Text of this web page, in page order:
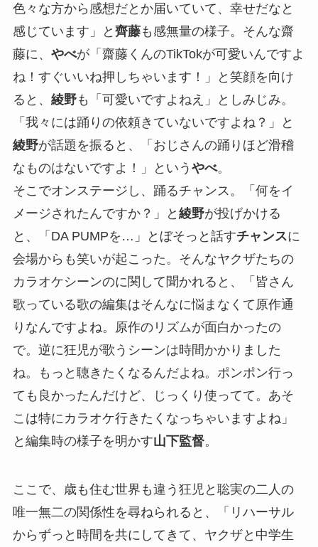
色々な方から感想だとか届いていて、幸せだなと
感じています」と 齊藤も感無量の様子。そんな齋
藤に、 やべが「齋藤くんのTikTokが可愛いんですよ
ね！すぐいいね押しちゃいます！」と笑顔を向け
ると、 綾野も「可愛いですよねえ」としみじみ。
「我々には踊りの依頼きていないですよね？」と
綾野が話題を振ると、「おじさんの踊りほど滑稽
なものはないですよ！」という やべ。
そこでオンステージし、踊るチャンス。「何をイ
メージされたんですか？」と 綾野が投げかける
と、「DA PUMPを…」とぼそっと話すチャンスに
会場からも笑いが起こった。そんなヤクザたちの
カラオケシーンのに関して聞かれると、「皆さん
歌っている歌の編集はそんなに悩まなくて原作通
りなんですよね。原作のリズムが面白かったの
で。逆に狂児が歌うシーンは時間かかりました
ね。もっと聴きたくなるんだよね。ポンポン行っ
ても良かったんだけど、じっくり使ってて。あそ
こは特にカラオケ行きたくなっちゃいますよね」
と編集時の様子を明かす山下監督。
ここで、歳も住む世界も違う狂児と聡実の二人の
唯一無二の関係性を尋ねられると、「リハーサル
からずっと時間を共にしてきて、ヤクザと中学生